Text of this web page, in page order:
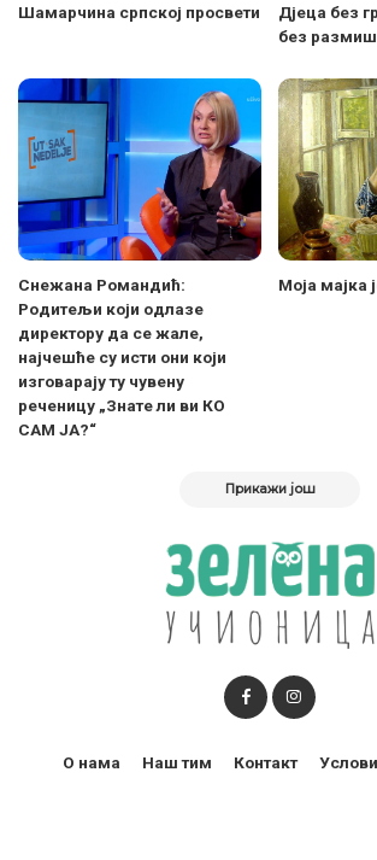
Шамарчина српској просвети
Дјеца без
без
Снежана Романдић:
Родитељи који одлазе
директору да се жале,
најчешће су исти они који
изговарају ту чувену
реченицу „Знате ли ви КО
САМ ЈА?“
Моја мајка
Прикажи још
О нама Наш тим Контакт